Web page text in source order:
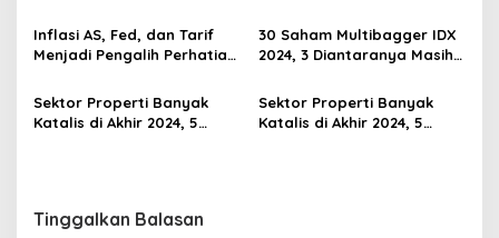
Prospeknya
Multibagger?
Inflasi AS, Fed, dan Tarif
Menjadi Pengalih Perhatian
Keuangan
30 Saham Multibagger IDX
2024, 3 Diantaranya Masih
Sektor Properti Banyak
Katalis di Akhir 2024, 5
Sektor Properti Banyak
Katalis di Akhir 2024, 5
Tinggalkan Balasan